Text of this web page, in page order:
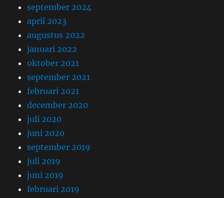
september 2024
april 2023
augustus 2022
januari 2022
oktober 2021
september 2021
februari 2021
december 2020
juli 2020
juni 2020
september 2019
juli 2019
juni 2019
februari 2019